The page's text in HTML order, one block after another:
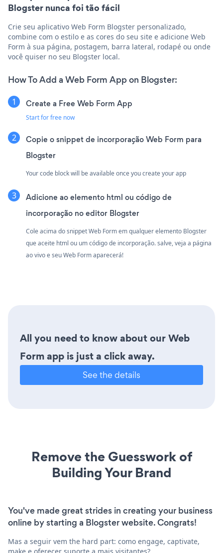
Blogster nunca foi tão fácil
Crie seu aplicativo Web Form Blogster personalizado,
combine com o estilo e as cores do seu site e adicione Web
Form à sua página, postagem, barra lateral, rodapé ou onde
você quiser no seu Blogster local.
How To Add a Web Form App on Blogster:
Create a Free Web Form App
Start for free now
Copie o snippet de incorporação Web Form para
Blogster
Your code block will be available once you create your app
Adicione ao elemento html ou código de
incorporação no editor Blogster
Cole acima do snippet Web Form em qualquer elemento Blogster
que aceite html ou um código de incorporação. salve, veja a página
ao vivo e seu Web Form aparecerá!
All you need to know about our Web
Form app is just a click away.
See the details
Remove the Guesswork of
Building Your Brand
You've made great strides in creating your business
online by starting a Blogster website. Congrats!
Mas a seguir vem the hard part: como engage, captivate,
make e oferecer suporte a mais visitantes?